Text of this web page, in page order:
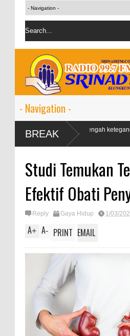
BREAK
kawasan stabil di tengah ketegangan
Studi Temukan
Efektif Obati
Reply Gaya Hidup 1/03/
A+ A- PRINT EMAIL